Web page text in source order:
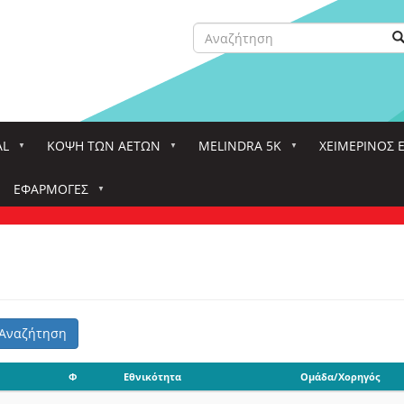
Search
Αναζήτηση
ΚΌΨΗ ΤΩΝ ΑΕΤΏΝ MELINDRA 5K ΧΕΙΜΕΡΙΝΟΣ
ΕΦΑΡΜΟΓΈΣ
Φ Εθνικότητα Ομάδα/Χορηγός